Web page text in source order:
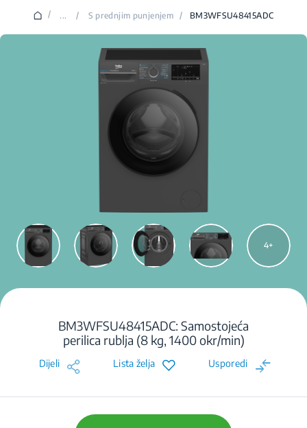
/ ... / S prednjim punjenjem / BM3WFSU48415ADC
4
BM3WFSU48415ADC: Samostojeća
perilica rublja (8 kg, 1400 okr/min)
Dijeli Lista želja Usporedi